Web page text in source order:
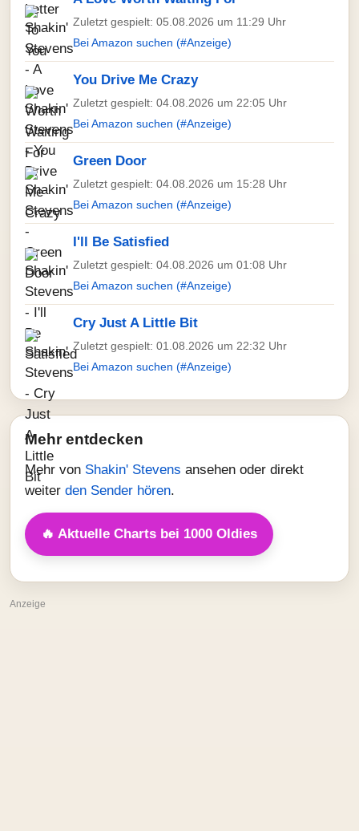
Zuletzt gespielt: 05.08.2026 um 11:29 Uhr
Bei Amazon suchen (#Anzeige)
You Drive Me Crazy
Zuletzt gespielt: 04.08.2026 um 22:05 Uhr
Bei Amazon suchen (#Anzeige)
Green Door
Zuletzt gespielt: 04.08.2026 um 15:28 Uhr
Bei Amazon suchen (#Anzeige)
I'll Be Satisfied
Zuletzt gespielt: 04.08.2026 um 01:08 Uhr
Bei Amazon suchen (#Anzeige)
Cry Just A Little Bit
Zuletzt gespielt: 01.08.2026 um 22:32 Uhr
Bei Amazon suchen (#Anzeige)
Mehr entdecken
Mehr von Shakin' Stevens ansehen oder direkt
weiter den Sender hören.
🔥 Aktuelle Charts bei 1000 Oldies
Anzeige